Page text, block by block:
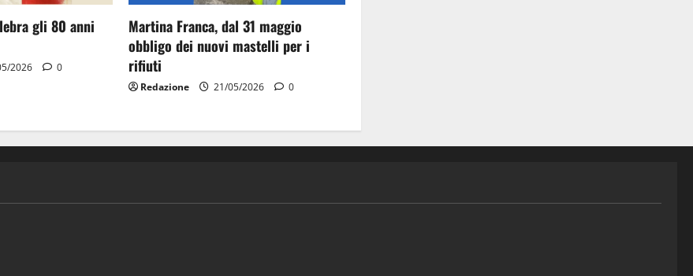
gli 80 anni
2026 0
Martina Franca, dal 31 maggio
obbligo dei nuovi mastelli per i
rifiuti
Redazione 21/05/2026 0